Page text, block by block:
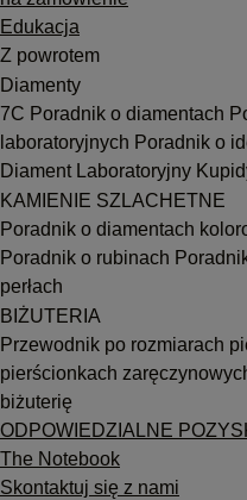
Edukacja
Z powrotem
Diamenty
7C Poradnik o diamentach
laboratoryjnych Poradnik o
Diament Laboratoryjny
KAMIENIE SZLACHETNE
Poradnik o diamentach
Poradnik o rubinach
perłach
BIŻUTERIA
Przewodnik po rozmiarach
pierścionkach
biżuterię
ODPOWIEDZIALNE
The Notebook
Skontaktuj się z nami